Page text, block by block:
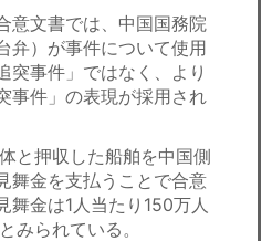
意文書では、中国国務院
弁）が事件について使用
突事件」ではなく、より
事件」の表現が採用され
と押収した船舶を中国側
舞金を支払うことで合意
舞金は1人当たり150万人
みられている。